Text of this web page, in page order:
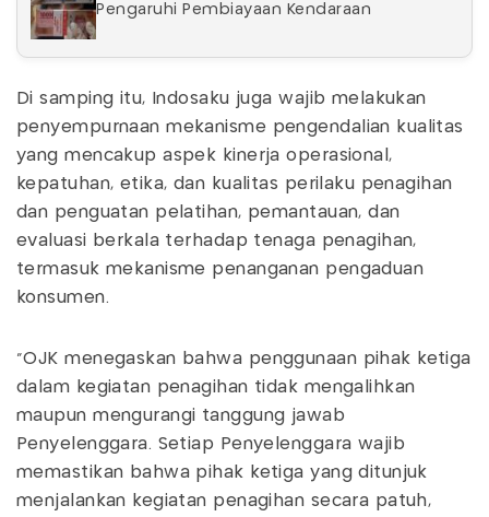
Pengaruhi Pembiayaan Kendaraan
Di samping itu, Indosaku juga wajib melakukan
penyempurnaan mekanisme pengendalian kualitas
yang mencakup aspek kinerja operasional,
kepatuhan, etika, dan kualitas perilaku penagihan
dan penguatan pelatihan, pemantauan, dan
evaluasi berkala terhadap tenaga penagihan,
termasuk mekanisme penanganan pengaduan
konsumen.
"OJK menegaskan bahwa penggunaan pihak ketiga
dalam kegiatan penagihan tidak mengalihkan
maupun mengurangi tanggung jawab
Penyelenggara. Setiap Penyelenggara wajib
memastikan bahwa pihak ketiga yang ditunjuk
menjalankan kegiatan penagihan secara patuh,